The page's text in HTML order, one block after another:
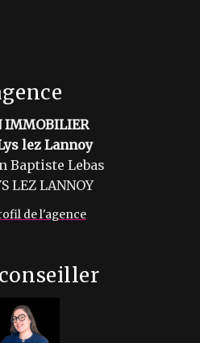
IMMOBILIER
lez Lannoy
Baptiste Lebas
LEZ LANNOY
de l'agence